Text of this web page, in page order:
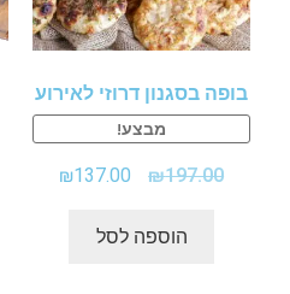
בופה בסגנון דרוזי לאירוע
מבצע!
₪197.00
₪137.00
הוספה לסל